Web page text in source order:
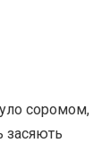
соромом,
засяють